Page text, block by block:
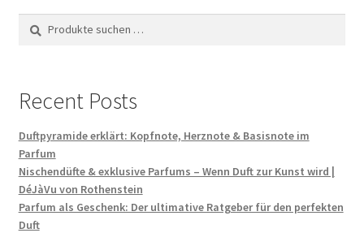
nach:
Recent Posts
Duftpyramide erklärt: Kopfnote, Herznote & Basisnote im
Parfum
Nischendüfte & exklusive Parfums – Wenn Duft zur Kunst wird |
DéJàVu von Rothenstein
Parfum als Geschenk: Der ultimative Ratgeber für den perfekten
Duft